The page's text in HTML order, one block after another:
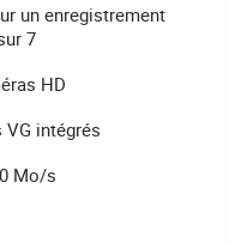
un enregistrement
7
HD
intégrés
Mo/s